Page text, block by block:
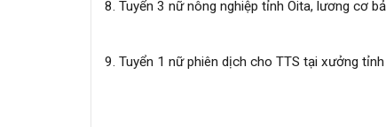
8. Tuyển 3 nữ nông nghiệp tỉnh Oita, lương cơ
9. Tuyển 1 nữ phiên dịch cho TTS tại xưởng